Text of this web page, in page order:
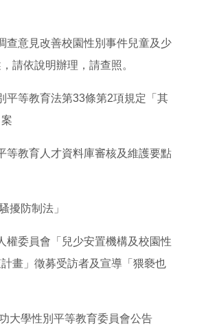
查意見改善校園性別事件兒童及少
請依說明辦理，請查照。
平等教育法第33條第2項規定「其
等教育人才資料庫審核及維護要點
擾防制法」
權委員會「兒少安置機構及校園性
畫」徵募受訪者及宣導「猥褻也
大學性別平等教育委員會公告